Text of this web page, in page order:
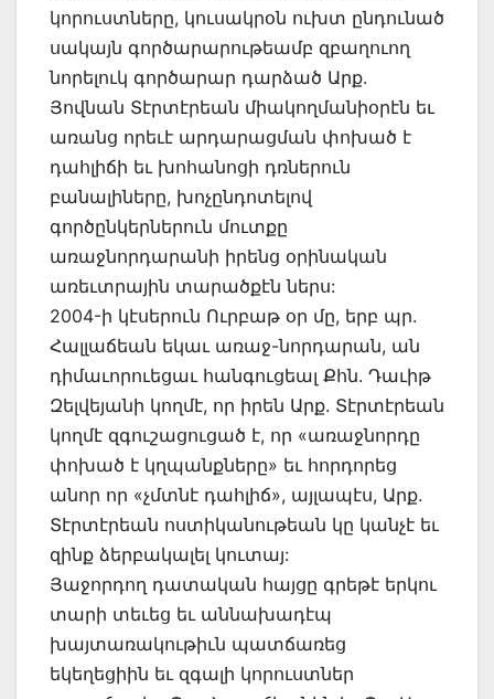
կորուստները, կուսակրօն ուխտ ընդունած
սակայն գործարարութեամբ զբաղուող
նորելուկ գործարար դարձած Արք.
Յովնան Տէրտէրեան միակողմանիօրէն եւ
առանց որեւէ արդարացման փոխած է
դահլիճի եւ խոհանոցի դռներուն
բանալիները, խոչընդոտելով
գործընկերներուն մուտքը
առաջնորդարանի իրենց օրինական
առեւտրային տարածքէն ներս:
2004-ի կէսերուն Ուրբաթ օր մը, երբ պր.
Հալլաճեան եկաւ առաջ-նորդարան, ան
դիմաւորուեցաւ հանգուցեալ Քհն. Դաւիթ
Զելվեյանի կողմէ, որ իրեն Արք. Տէրտէրեան
կողմէ զգուշացուցած է, որ «առաջնորդը
փոխած է կղպանքները» եւ հորդորեց
անոր որ «չմտնէ դահլիճ», այլապէս, Արք.
Տէրտէրեան ոստիկանութեան կը կանչէ եւ
զինք ձերբակալել կուտայ:
Յաջորդող դատական հայցը գրեթէ երկու
տարի տեւեց եւ աննախադէպ
խայտառակութիւն պատճառեց
եկեղեցիին եւ զգալի կորուստներ